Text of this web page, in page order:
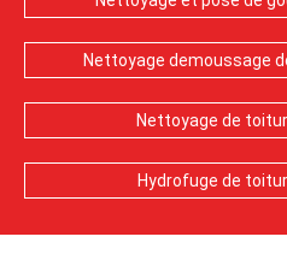
Nettoyage demoussage
Nettoyage de
Hydrofuge de